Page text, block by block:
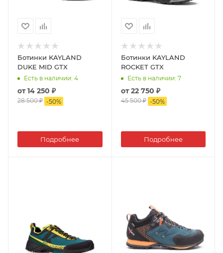
Ботинки KAYLAND
DUKE MID GTX
Есть в наличии: 4
от14 250 ₽
28 500 ₽ -50%
Подробнее
Ботинки KAYLAND
ROCKET GTX
Есть в наличии: 7
от22 750 ₽
45 500 ₽ -50%
Подробнее